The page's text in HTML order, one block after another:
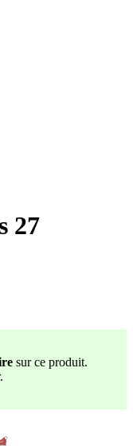
27
sur ce produit.